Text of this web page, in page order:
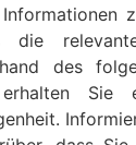
die
des
Sie